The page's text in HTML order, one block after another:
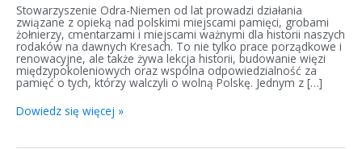
Stowarzyszenie Odra-Niemen od lat prowadzi działania
związane z opieką nad polskimi miejscami pamięci, grobami
żołnierzy, cmentarzami i miejscami ważnymi dla historii naszych
rodaków na dawnych Kresach. To nie tylko prace porządkowe i
renowacyjne, ale także żywa lekcja historii, budowanie więzi
międzypokoleniowych oraz wspólna odpowiedzialność za
pamięć o tych, którzy walczyli o wolną Polskę. Jednym z […]
Dowiedz się więcej »